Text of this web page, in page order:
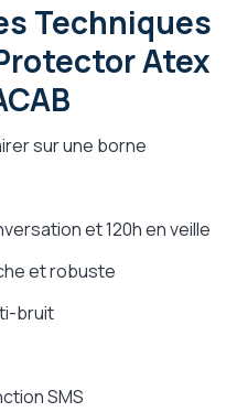
Techniques
Atex
sur une borne
et 120h en veille
et robuste
bruit
SMS